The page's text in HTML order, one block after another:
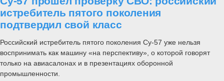
истребитель пятого поколения
подтвердил свой класс
Российский истребитель пятого поколения Су-57 уже нельзя
воспринимать как машину «на перспективу», о которой говорят
только на авиасалонах и в презентациях оборонной
промышленности.